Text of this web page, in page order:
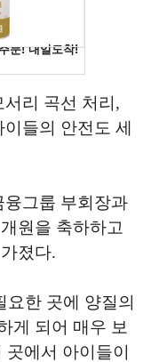
리 곡선 처리,
들의 안전도 세
융그룹 부회장과
원을 축하하고
졌다.
요한 곳에 양질의
게 되어 매우 보
곳에서 아이들이